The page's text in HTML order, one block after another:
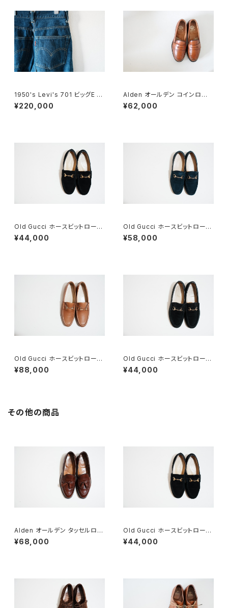
1950's Levi's 701 ビッグE 2
4×30
¥220,000
Alden オールデン コインローフ
ァー #985 6E 旧ロゴ
¥62,000
Old Gucci ホースビットローフ
ァー 6.5B スエードBK
¥44,000
Old Gucci ホースビットローフ
ァー 36C Navy Suede
¥58,000
Old Gucci ホースビットローフ
ァー 38.5C tan ほぼDeadsto
ck
¥88,000
Old Gucci ホースビットローフ
ァー 37C BK Suede
¥44,000
その他の商品
Alden オールデン タッセルロー
ファー #560 8 D
¥68,000
Old Gucci ホースビットローフ
ァー 6.5B スエードBK
¥44,000